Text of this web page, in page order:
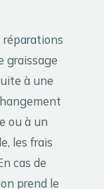
graissage
à une
ou à un
les frais
cas de
prend le